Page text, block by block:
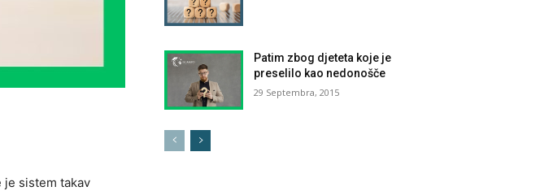
je sistem takav
Patim zbog djeteta koje je
preselilo kao nedonošče
29 Septembra, 2015